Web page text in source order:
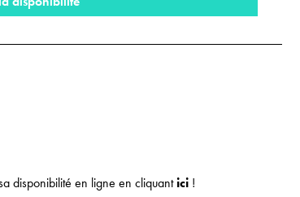
disponibilité en ligne en cliquantici !